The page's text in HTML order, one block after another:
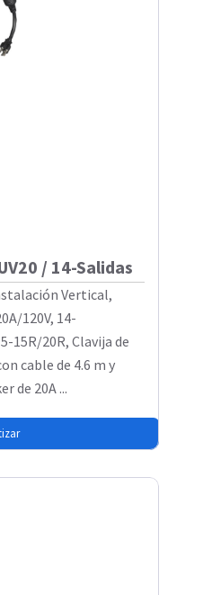
/ 14-Salidas
Vertical,
120V, 14-
15R/20R, Clavija de
cable de 4.6 m y
de 20A ...